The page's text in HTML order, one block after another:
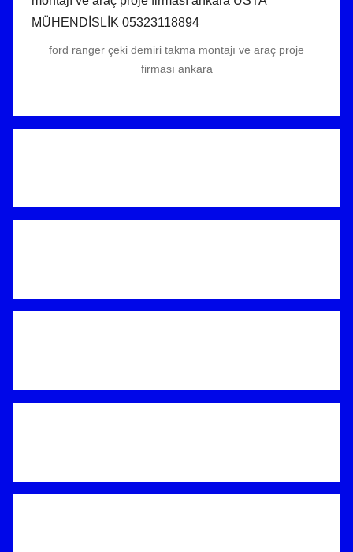
ford ranger çeki demiri takma montajı ve araç proje
firması ankara